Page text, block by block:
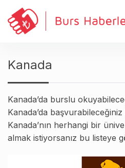
Kanada
Kanada’da burslu
Kanada’da
Kanada’nın herhangi bir
almak istiyorsanız bu listeye